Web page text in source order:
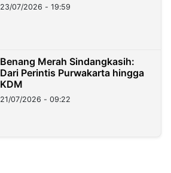
23/07/2026 - 19:59
Benang Merah Sindangkasih:
Dari Perintis Purwakarta hingga
KDM
21/07/2026 - 09:22